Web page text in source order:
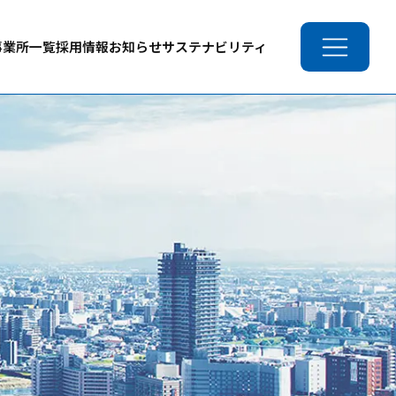
所一覧採用情報お知らせサステナビリティ